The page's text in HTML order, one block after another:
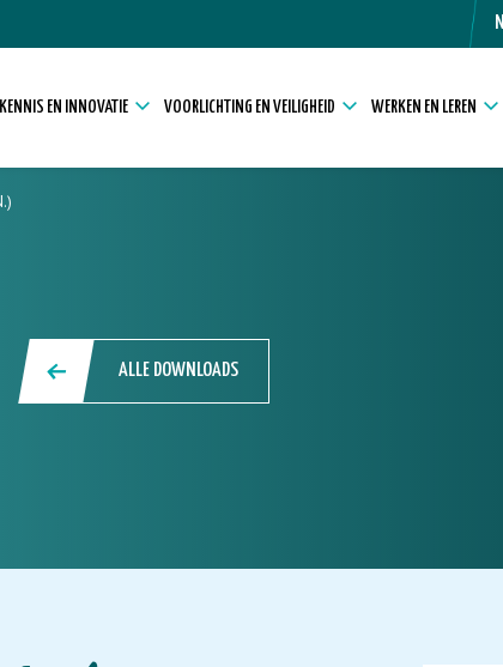
KENNIS EN INNOVATIE VOORLICHTING EN VEILIGHEID WERKEN EN LEREN
ALLE DOWNLOADS